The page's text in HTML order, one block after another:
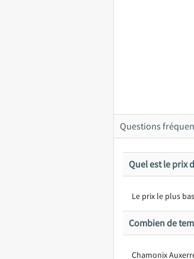
Questions
Quel est le prix
Le prix le plus
Combien de
Chamonix